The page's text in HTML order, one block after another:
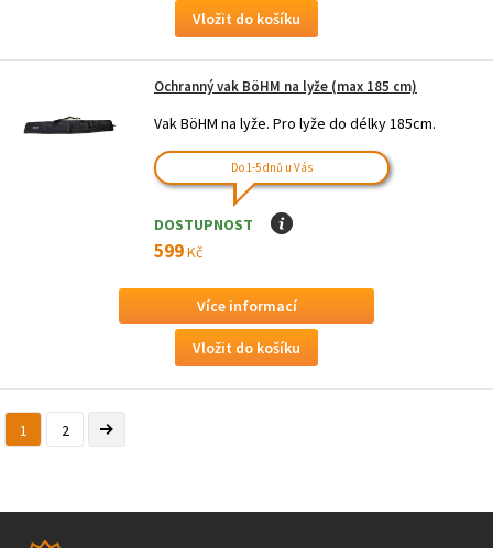
Ochranný vak BöHM na lyže (max 185 cm)
Vak BöHM na lyže. Pro lyže do délky 185cm.
Do 1-5 dnů u Vás
DOSTUPNOST I
599Kč
Více informací
1 2